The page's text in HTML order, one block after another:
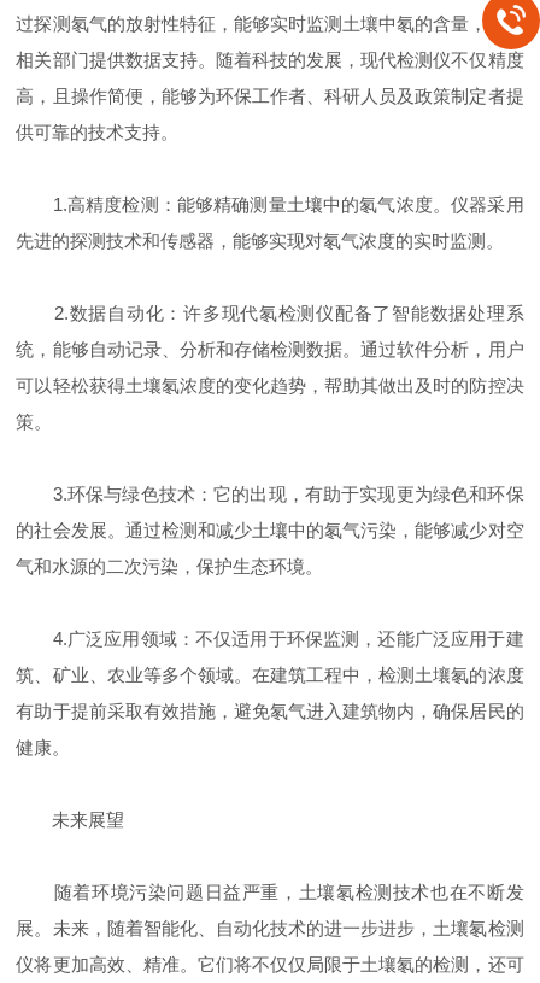
过探测氡气的放射性特征，能够实时监测土壤中氡的含量，并为
相关部门提供数据支持。随着科技的发展，现代检测仪不仅精度
高，且操作简便，能够为环保工作者、科研人员及政策制定者提
供可靠的技术支持。
1.高精度检测：能够精确测量土壤中的氡气浓度。仪器采用
先进的探测技术和传感器，能够实现对氡气浓度的实时监测。
2.数据自动化：许多现代氡检测仪配备了智能数据处理系
统，能够自动记录、分析和存储检测数据。通过软件分析，用户
可以轻松获得土壤氡浓度的变化趋势，帮助其做出及时的防控决
策。
3.环保与绿色技术：它的出现，有助于实现更为绿色和环保
的社会发展。通过检测和减少土壤中的氡气污染，能够减少对空
气和水源的二次污染，保护生态环境。
4.广泛应用领域：不仅适用于环保监测，还能广泛应用于建
筑、矿业、农业等多个领域。在建筑工程中，检测土壤氡的浓度
有助于提前采取有效措施，避免氡气进入建筑物内，确保居民的
健康。
未来展望
随着环境污染问题日益严重，土壤氡检测技术也在不断发
展。未来，随着智能化、自动化技术的进一步进步，土壤氡检测
仪将更加高效、精准。它们将不仅仅局限于土壤氡的检测，还可